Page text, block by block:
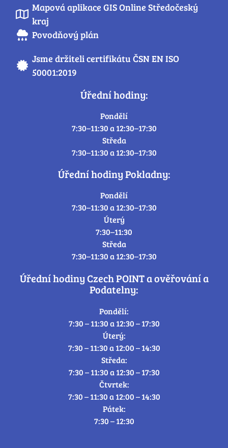
Mapová aplikace GIS Online Středočeský
kraj
Povodňový plán
Jsme držiteli certifikátu ČSN EN ISO
50001:2019
Úřední hodiny:
Pondělí
7:30–11:30 a 12:30–17:30
Středa
7:30–11:30 a 12:30–17:30
Úřední hodiny Pokladny:
Pondělí
7:30–11:30 a 12:30–17:30
Úterý
7:30–11:30
Středa
7:30–11:30 a 12:30–17:30
Úřední hodiny Czech POINT a ověřování a
Podatelny:
Pondělí:
7:30 – 11:30 a 12:30 – 17:30
Úterý:
7:30 – 11:30 a 12:00 – 14:30
Středa:
7:30 – 11:30 a 12:30 – 17:30
Čtvrtek:
7:30 – 11:30 a 12:00 – 14:30
Pátek:
7:30 – 12:30